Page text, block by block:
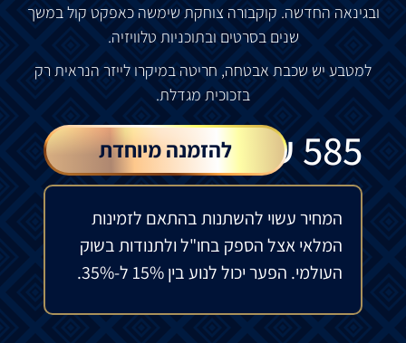
ובגינאה החדשה. קוקבורה צוחקת שימשה כאפקט קול במשך
שנים בסרטים ובתוכניות טלוויזיה.
למטבע יש שכבת אבטחה, חריטה במיקרו לייזר הנראית רק
בזכוכית מגדלת.
585
₪ להזמנה מיוחדת
המחיר עשוי להשתנות בהתאם לזמינות
המלאי אצל הספק בחו"ל ולתנודות בשוק
העולמי. הפער יכול לנוע בין 15% ל-35%.